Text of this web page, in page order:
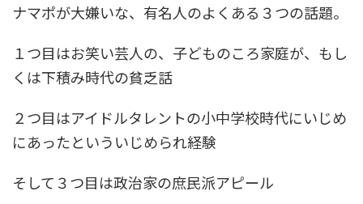
ナマポが大嫌いな、有名人のよくある３つの話題。
１つ目はお笑い芸人の、子どものころ家庭が、もし
くは下積み時代の貧乏話
２つ目はアイドルタレントの小中学校時代にいじめ
にあったといういじめられ経験
そして３つ目は政治家の庶民派アピール